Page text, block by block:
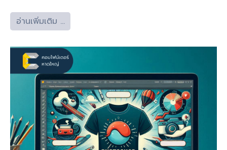
อ่านเพิ่มเติม …